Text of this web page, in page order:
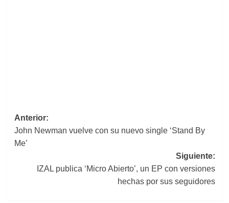
Navegación
de
Anterior:
John Newman vuelve con su nuevo single ‘Stand By
Me’
Siguiente:
IZAL publica ‘Micro Abierto’, un EP con versiones
hechas por sus seguidores